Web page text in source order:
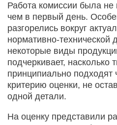
Работа комиссии была
чем в первый день.
разгорелись вокруг
нормативно-технической
некоторые виды
подчеркивает, насколько
принципиально
критерию оценки, не
одной детали.
На оценку представили